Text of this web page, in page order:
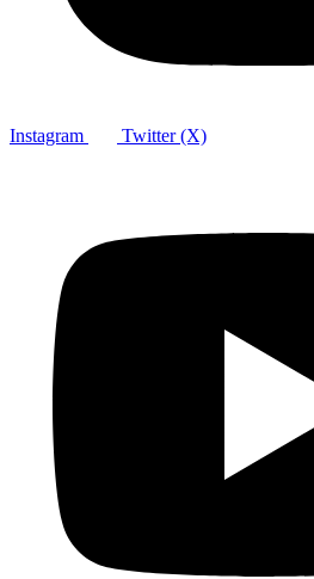
Instagram Twitter (X)